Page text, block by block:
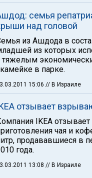
семья
над головой
из Ашдода в
из которых
тяжелым
в парке.
15:06 // В Израиле
отзывает
IKEA
чая и
продававшиеся в
года.
13:08 // В Израиле